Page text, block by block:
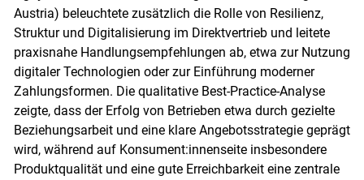
Austria) beleuchtete zusätzlich die Rolle von Resilienz,
Struktur und Digitalisierung im Direktvertrieb und leitete
praxisnahe Handlungsempfehlungen ab, etwa zur Nutzung
digitaler Technologien oder zur Einführung moderner
Zahlungsformen. Die qualitative Best-Practice-Analyse
zeigte, dass der Erfolg von Betrieben etwa durch gezielte
Beziehungsarbeit und eine klare Angebotsstrategie geprägt
wird, während auf Konsument:innenseite insbesondere
Produktqualität und eine gute Erreichbarkeit eine zentrale